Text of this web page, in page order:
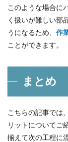
このような場合に
く扱いが難しい部
うになるため、 作
ことができます。
まとめ
こちらの記事では
リットについてご
揃えて次の工程に